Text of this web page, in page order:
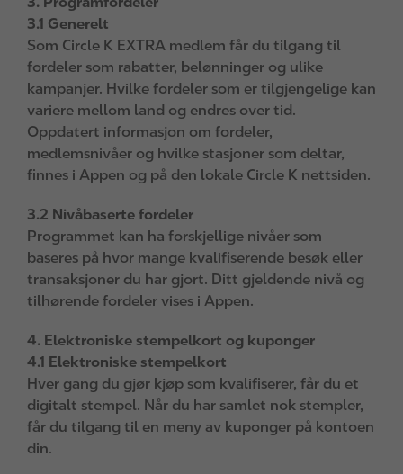
3.1 Generelt
Som Circle K EXTRA medlem får du tilgang til
fordeler som rabatter, belønninger og ulike
kampanjer. Hvilke fordeler som er tilgjengelige kan
variere mellom land og endres over tid.
Oppdatert informasjon om fordeler,
medlemsnivåer og hvilke stasjoner som deltar,
finnes i Appen og på den lokale Circle K nettsiden.
3.2 Nivåbaserte fordeler
Programmet kan ha forskjellige nivåer som
baseres på hvor mange kvalifiserende besøk eller
transaksjoner du har gjort. Ditt gjeldende nivå og
tilhørende fordeler vises i Appen.
4. Elektroniske stempelkort og kuponger
4.1 Elektroniske stempelkort
Hver gang du gjør kjøp som kvalifiserer, får du et
digitalt stempel. Når du har samlet nok stempler,
får du tilgang til en meny av kuponger på kontoen
din.